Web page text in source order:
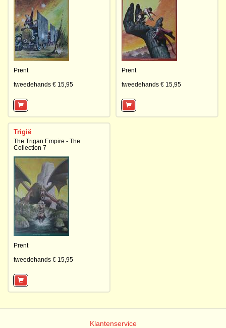
Prent
tweedehands € 15,95
Prent
tweedehands € 15,95
Trigië
The Trigan Empire - The
Collection 7
Prent
tweedehands € 15,95
Klantenservice